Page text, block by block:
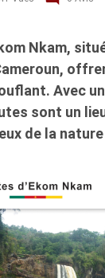
Nkam,
Avec
sont un
de la